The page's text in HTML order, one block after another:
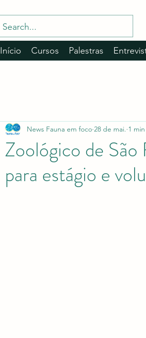
Início Cursos Palestras
Zoológico de
para estágio e
News Fauna em foco 28 de mai. 1